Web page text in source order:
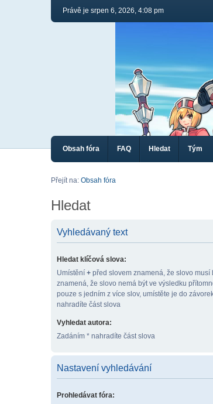
Právě je srpen 6, 2026, 4:08 pm
Obsah fóra FAQ Hledat Tým
Přejít na: Obsah fóra
Hledat
Vyhledávaný text
Hledat klíčová slova:
Umístění + před slovem znamená, že slovo musí
znamená, že slovo nemá být ve výsledku
pouze s jedním z více slov, umístěte je do
nahradíte část slova
Vyhledat autora:
Zadáním * nahradíte část slova
Nastavení vyhledávání
Prohledávat fóra: